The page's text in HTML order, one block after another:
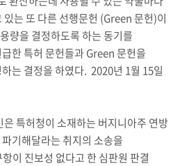
는 또 다른 선행문헌 (Green 문헌)이
량을 결정하도록 하는 동기를
한 특허 문헌들과 Green 문헌을
는 결정을 하였다. 2020년 1월 15일
특허청이 소재하는 버지니아주 연방
기해달라는 취지의 소송을
이 진보성 없다고 한 심판원 판결